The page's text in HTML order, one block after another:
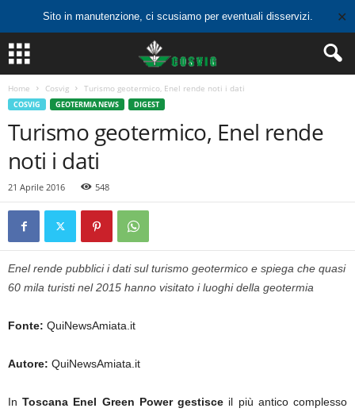
Sito in manutenzione, ci scusiamo per eventuali disservizi. ✕
Home Cosvig Turismo geotermico, Enel rende noti i dati
COSVIG GEOTERMIA NEWS DIGEST
Turismo geotermico, Enel rende
noti i dati
21 Aprile 2016 548
Enel rende pubblici i dati sul turismo geotermico e spiega che quasi
60 mila turisti nel 2015 hanno visitato i luoghi della geotermia
Fonte: QuiNewsAmiata.it
Autore: QuiNewsAmiata.it
InToscana Enel Green Power gestisce il più antico complesso